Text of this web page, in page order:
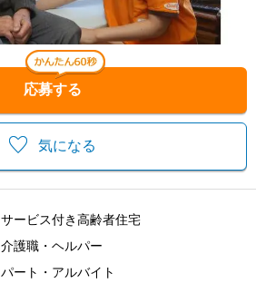
気になる
応募する
サービス付き高齢者住宅
介護職・ヘルパー
パート・アルバイト